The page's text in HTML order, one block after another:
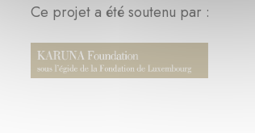
Ce projet a été soutenu par :